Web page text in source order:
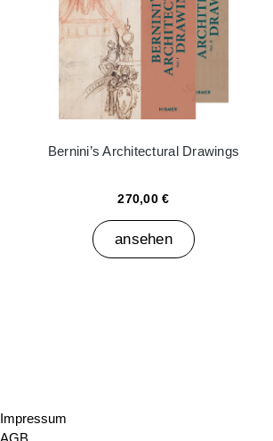
Bernini’s Architectural Drawings
270,00 €
ansehen
Impressum